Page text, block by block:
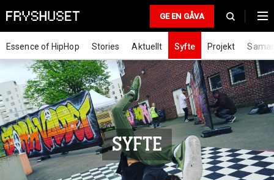
GE EN GÅVA
Essence of HipHop Stories Aktuellt Syfte Projekt
SYFTE